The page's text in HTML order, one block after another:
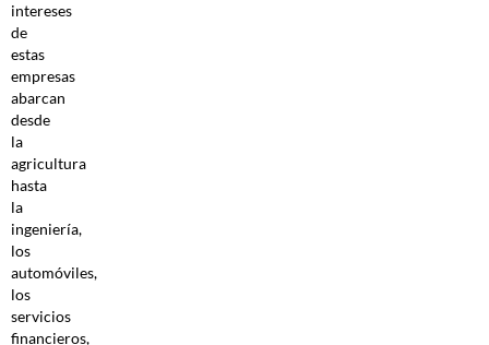
intereses
de
estas
empresas
abarcan
desde
la
agricultura
hasta
la
ingeniería,
los
automóviles,
los
servicios
financieros,